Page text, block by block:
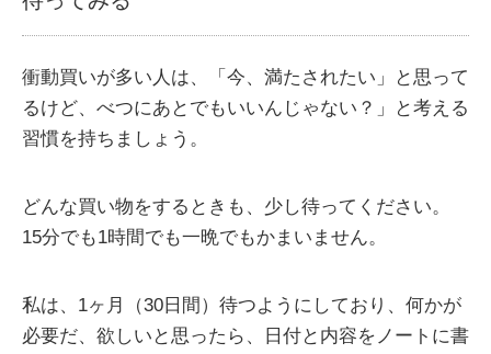
衝動買いが多い人は、「今、満たされたい」と思って
るけど、べつにあとでもいいんじゃない？」と考える
習慣を持ちましょう。
どんな買い物をするときも、少し待ってください。
15分でも1時間でも一晩でもかまいません。
私は、1ヶ月（30日間）待つようにしており、何かが
必要だ、欲しいと思ったら、日付と内容をノートに書